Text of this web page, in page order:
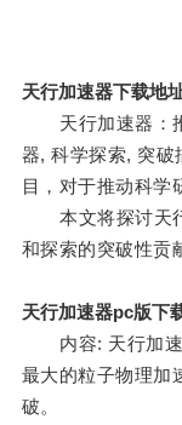
天行加速器下载地
天行加速器：推
器, 科学探索, 突破
目，对于推动科学
本文将探讨天行
和探索的突破性贡
天行加速器pc版下
内容: 天行加速
最大的粒子物理加
破。